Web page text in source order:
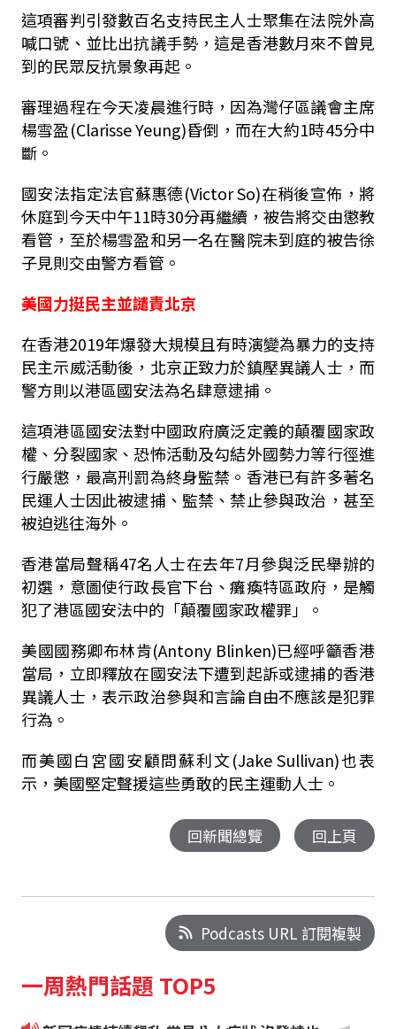
這項審判引發數百名支持民主人士聚集在法院外高
喊口號、並比出抗議手勢，這是香港數月來不曾見
到的民眾反抗景象再起。
審理過程在今天凌晨進行時，因為灣仔區議會主席
楊雪盈(Clarisse Yeung)昏倒，而在大約1時45分中
斷。
國安法指定法官蘇惠德(Victor So)在稍後宣佈，將
休庭到今天中午11時30分再繼續，被告將交由懲教
看管，至於楊雪盈和另一名在醫院未到庭的被告徐
子見則交由警方看管。
美國力挺民主並譴責北京
在香港2019年爆發大規模且有時演變為暴力的支持
民主示威活動後，北京正致力於鎮壓異議人士，而
警方則以港區國安法為名肆意逮捕。
這項港區國安法對中國政府廣泛定義的顛覆國家政
權、分裂國家、恐怖活動及勾結外國勢力等行徑進
行嚴懲，最高刑罰為終身監禁。香港已有許多著名
民運人士因此被逮捕、監禁、禁止參與政治，甚至
被迫逃往海外。
香港當局聲稱47名人士在去年7月參與泛民舉辦的
初選，意圖使行政長官下台、癱瘓特區政府，是觸
犯了港區國安法中的「顛覆國家政權罪」。
美國國務卿布林肯(Antony Blinken)已經呼籲香港
當局，立即釋放在國安法下遭到起訴或逮捕的香港
異議人士，表示政治參與和言論自由不應該是犯罪
行為。
而美國白宮國安顧問蘇利文(Jake Sullivan)也表
示，美國堅定聲援這些勇敢的民主運動人士。
回新聞總覽 回上頁
Podcasts URL 訂閱複製
一周熱門話題 TOP5